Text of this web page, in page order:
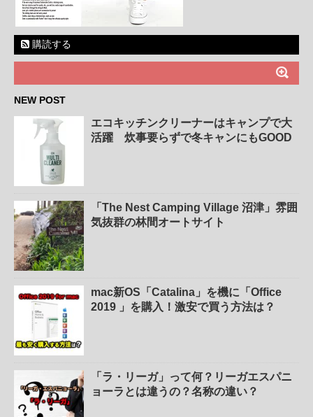
購読する
NEW POST
エコキッチンクリーナーはキャンプで大
活躍 炊事要らずで冬キャンにもGOOD
「The Nest Camping Village 沼津」雰囲
気抜群の林間オートサイト
mac新OS「Catalina」を機に「Office
2019 」を購入！激安で買う方法は？
「ラ・リーガ」って何？リーガエスパニ
ョーラとは違うの？名称の違い？